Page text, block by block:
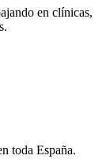
en clínicas,
toda España.